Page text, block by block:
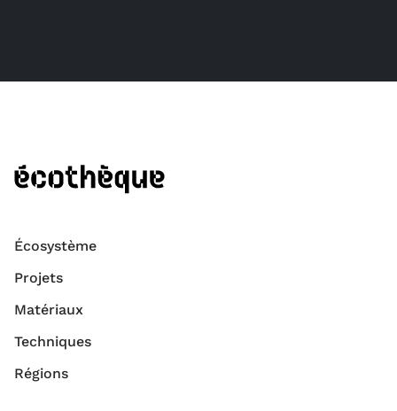
Écosystème
Projets
Matériaux
Techniques
Régions